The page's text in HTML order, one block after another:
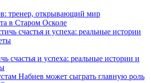
тренер, открывающий мир
в Старом Осколе
счастья и успеха: реальные истории и